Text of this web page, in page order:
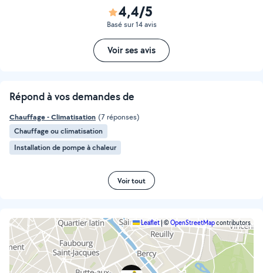
4,4/5
Basé sur 14 avis
Voir ses avis
Répond à vos demandes de
Chauffage - Climatisation (7 réponses)
Chauffage ou climatisation
Installation de pompe à chaleur
Voir tout
Leaflet|©OpenStreetMapcontributors